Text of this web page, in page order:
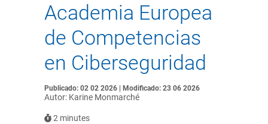
Academia Europea
de Competencias
en Ciberseguridad
Publicado: 02 02 2026 | Modificado: 23 06 2026
Autor: Karine Monmarché
2 minutes